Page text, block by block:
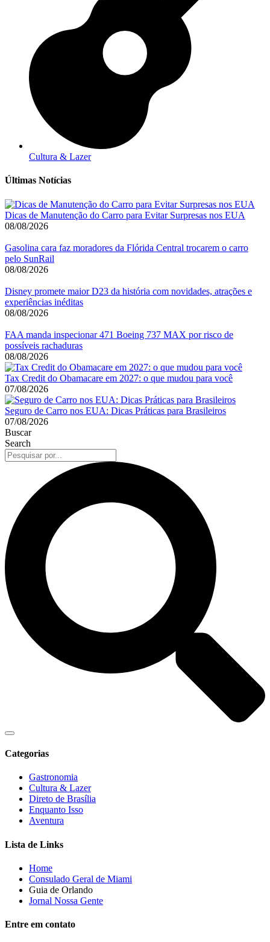
Cultura & Lazer
Últimas Notícias
Dicas de Manutenção do Carro para Evitar Surpresas nos EUA
08/08/2026
Gasolina cara faz moradores da Flórida Central trocarem o carro
pelo SunRail
08/08/2026
Disney promete maior D23 da história com novidades, atrações e
experiências inéditas
08/08/2026
FAA manda inspecionar 471 Boeing 737 MAX por risco de
possíveis rachaduras
08/08/2026
Tax Credit do Obamacare em 2027: o que mudou para você
07/08/2026
Seguro de Carro nos EUA: Dicas Práticas para Brasileiros
07/08/2026
Buscar
Search
Categorias
Gastronomia
Cultura & Lazer
Direto de Brasília
Enquanto Isso
Aventura
Lista de Links
Home
Consulado Geral de Miami
Guia de Orlando
Jornal Nossa Gente
Entre em contato